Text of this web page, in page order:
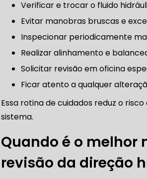
SÃO PAULO FREIO DO
COMPLETA PARA
PARA CONSERTO DE CARRO
PARA CARROS BLINDADOS DE LUXO
PARA SUSPENSÃO DE CARRO
DE AUTOMÓVEIS
Verificar e trocar o fluido
Evitar manobras bruscas e
Inspecionar periodicamente
Realizar alinhamento e
Solicitar revisão em oficina
Ficar atento a qualquer
Essa rotina de cuidados reduz o
sistema.
Quando é o melhor
revisão da direção